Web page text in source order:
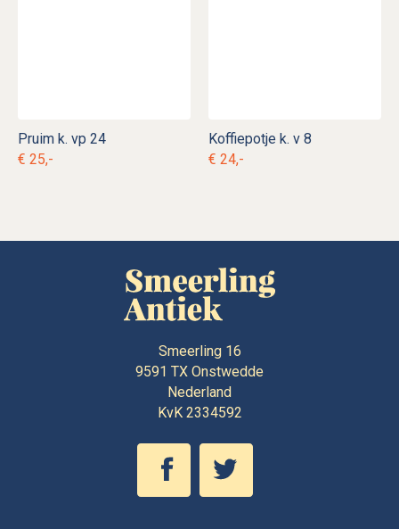
Pruim k. vp 24
€ 25,-
Koffiepotje k. v 8
€ 24,-
Smeerling 16
9591 TX Onstwedde
Nederland
KvK 2334592